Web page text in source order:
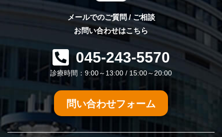
メールでのご質問 / ご相談
お問い合わせはこちら
045-243-5570
診療時間：9:00～13:00 / 15:00～20:00
問い合わせフォーム